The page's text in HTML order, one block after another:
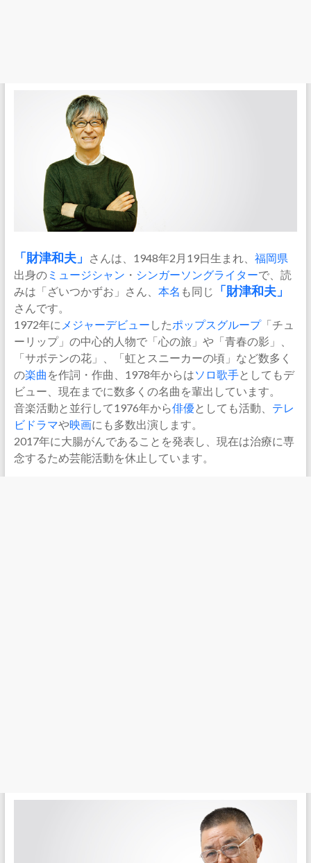
「 財津和夫」 さんは、1948年2月19日生まれ、 福岡県
出身のミュージシャン ・ シンガーソングライターで、読
みは「ざいつかずお」さん、 本名 も同じ 「財津和夫」
さんです。
1972年に メジャーデビュー したポップスグループ「チュ
ーリップ」の中心的人物で「心の旅」や「青春の影」、
「サボテンの花」、「虹とスニーカーの頃」など数多く
の楽曲 を作詞・作曲、1978年からはソロ歌手としてもデ
ビュー、現在までに数多くの名曲を輩出しています。
音楽活動と並行して1976年から俳優としても活動、 テレ
ビドラマや映画にも多数出演します。
2017年に大腸がんであることを発表し、現在は治療に専
念するため芸能活動を休止しています。